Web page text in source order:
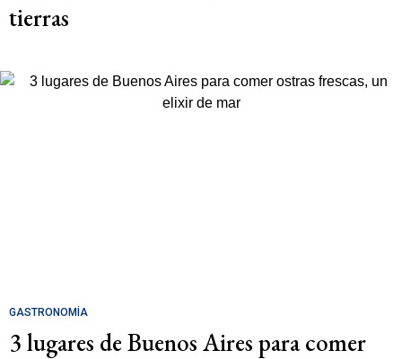
tierras
GASTRONOMÍA
3 lugares de Buenos Aires para comer